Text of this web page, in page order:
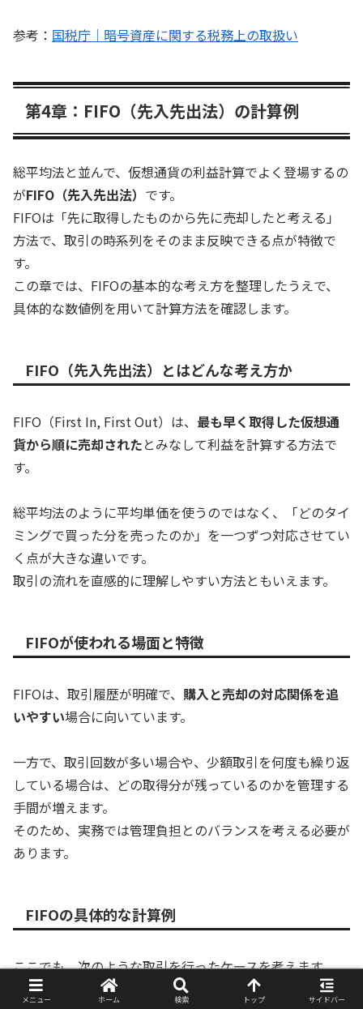
参考： 国税庁｜暗号資産に関する税務上の取扱い
第4章：FIFO（先入先出法）の計算例
総平均法と並んで、仮想通貨の利益計算でよく登場するの
がFIFO（先入先出法） です。
FIFOは「先に取得したものから先に売却したと考える」
方法で、取引の時系列をそのまま反映できる点が特徴で
す。
この章では、FIFOの基本的な考え方を整理したうえで、
具体的な数値例を用いて計算方法を確認します。
FIFO（先入先出法）とはどんな考え方か
FIFO（First In, First Out）は、 最も早く取得した仮想通
貨から順に売却されたとみなして利益を計算する方法で
す。
総平均法のように平均単価を使うのではなく、「どのタイ
ミングで買った分を売ったのか」を一つずつ対応させてい
く点が大きな違いです。
取引の流れを直感的に理解しやすい方法ともいえます。
FIFOが使われる場面と特徴
FIFOは、取引履歴が明確で、 購入と売却の対応関係を追
いやすい場合に向いています。
一方で、取引回数が多い場合や、少額取引を何度も繰り返
している場合は、どの取得分が残っているのかを管理する
手間が増えます。
そのため、実務では管理負担とのバランスを考える必要が
あります。
FIFOの具体的な計算例
ここでも、次のような取引を行ったケースを考えます。
メニュー ホーム 検索 トップ サイドバー